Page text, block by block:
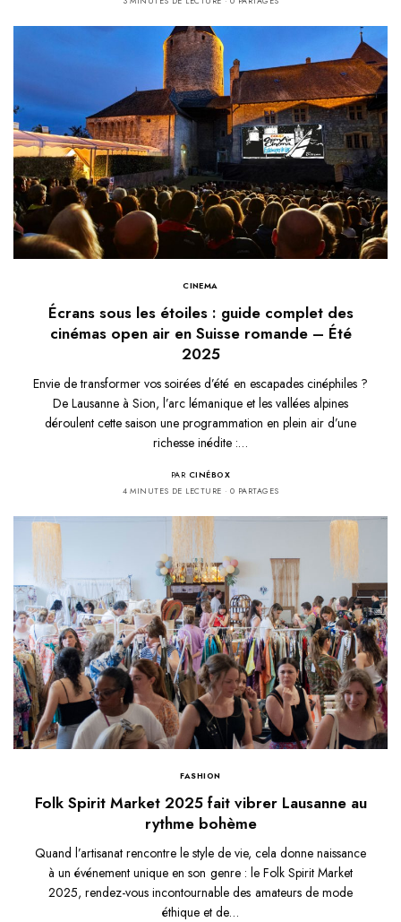
CINEMA
Écrans sous les étoiles : guide complet des
cinémas open air en Suisse romande – Été
2025
Envie de transformer vos soirées d’été en escapades cinéphiles ?
De Lausanne à Sion, l’arc lémanique et les vallées alpines
déroulent cette saison une programmation en plein air d’une
richesse inédite :…
PAR CINÉBOX
4 MINUTES DE LECTURE
0 PARTAGES
FASHION
Folk Spirit Market 2025 fait vibrer Lausanne au
rythme bohème
Quand l’artisanat rencontre le style de vie, cela donne naissance
à un événement unique en son genre : le Folk Spirit Market
2025, rendez-vous incontournable des amateurs de mode
éthique et de…